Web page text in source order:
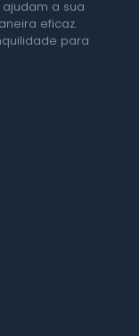
ajudam a sua
eficaz.
para